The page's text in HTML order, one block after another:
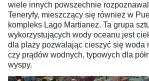
wiele innych powszechnie
Teneryfy, mieszczący się również w
kompleks Lago Martianez. Ta grupa
wykorzystujących wody oceanu jest
dla plaży pozwalając cieszyć się woda
czy prądów wodnych, typowych dla
wyspy.